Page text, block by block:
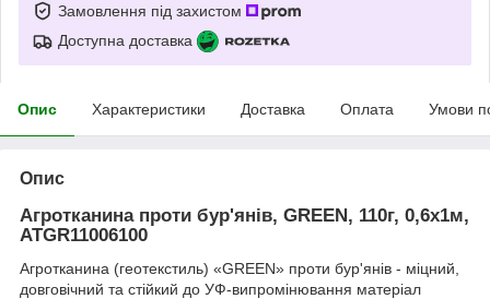
Замовлення під захистом
Доступна доставка
Опис Характеристики Доставка Оплата Умови
Опис
Агротканина проти бур'янів, GREEN, 110г, 0,6х1м,
ATGR11006100
Агротканина (геотекстиль) «GREEN» проти бур'янів - міцний,
довговічний та стійкий до УФ-випромінювання матеріал